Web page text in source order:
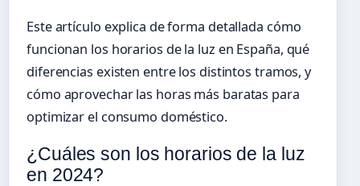
Este artículo explica de forma detallada cómo
funcionan los horarios de la luz en España, qué
diferencias existen entre los distintos tramos, y
cómo aprovechar las horas más baratas para
optimizar el consumo doméstico.
¿Cuáles son los horarios de la luz
en 2024?